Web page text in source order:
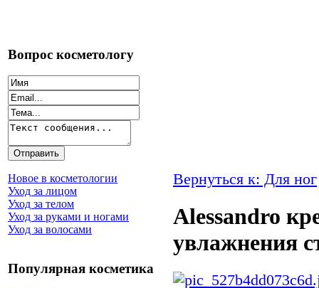
Вопрос косметологу
Новое в косметологии
Уход за лицом
Уход за телом
Уход за руками и ногами
Уход за волосами
Популярная косметика
Вернуться к: Для ног
Alessandro
увлажнения